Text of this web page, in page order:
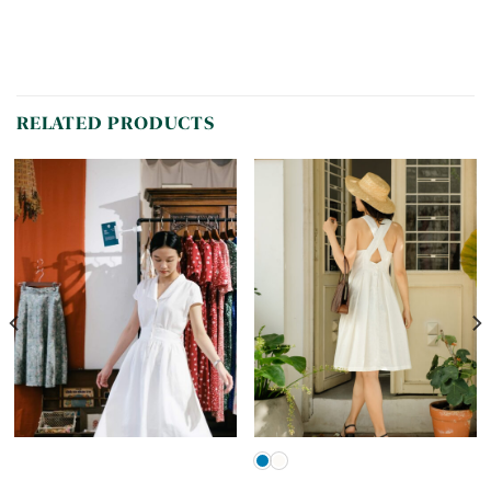
RELATED PRODUCTS